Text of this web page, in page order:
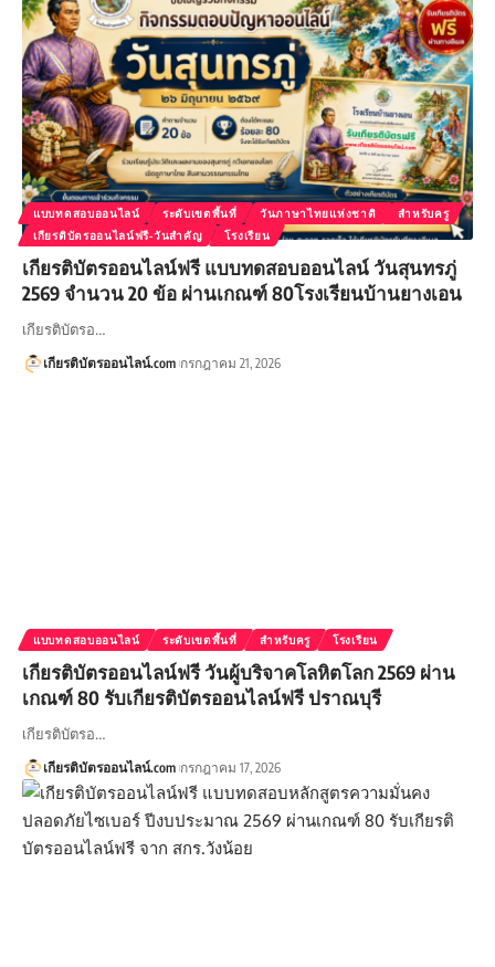
แบบทดสอบออนไลน์ ระดับเขตพื้นที่ วันภาษาไทยแห่งชาติ
สำหรับครู
เกียรติบัตรออนไลน์ฟรี-วันสำคัญ
โรงเรียน
เกียรติบัตรออนไลน์ฟรี แบบทดสอบออนไลน์ วันสุนทรภู่
2569 จำนวน 20 ข้อ ผ่านเกณฑ์ 80โรงเรียนบ้านยางเอน
เกียรติบัตรอ…
เกียรติบัตรออนไลน์.com กรกฎาคม 21, 2026
แบบทดสอบออนไลน์ ระดับเขตพื้นที่ สำหรับครู โรงเรียน
เกียรติบัตรออนไลน์ฟรี วันผู้บริจาคโลหิตโลก 2569 ผ่าน
เกณฑ์ 80 รับเกียรติบัตรออนไลน์ฟรี ปราณบุรี
เกียรติบัตรอ…
เกียรติบัตรออนไลน์.com กรกฎาคม 17, 2026